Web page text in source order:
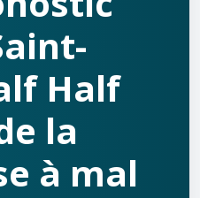
Half
la
à mal